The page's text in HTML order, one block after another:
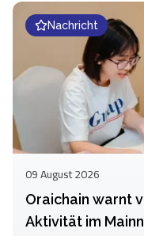
Nachricht
09 August 2026
Oraichain warnt
Aktivität im